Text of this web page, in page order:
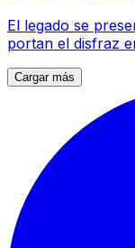
El legado se
portan el disfraz
Cargar más